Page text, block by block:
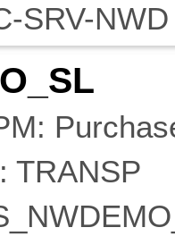
SRV-NWD
TRANSP